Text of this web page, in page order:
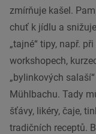
zmírňuje kašel.
chuť k jídlu a
„tajné“ tipy, např.
workshopech,
„bylinkových
Mühlbachu. Tady
šťávy, likéry, čaje,
tradičních receptů.